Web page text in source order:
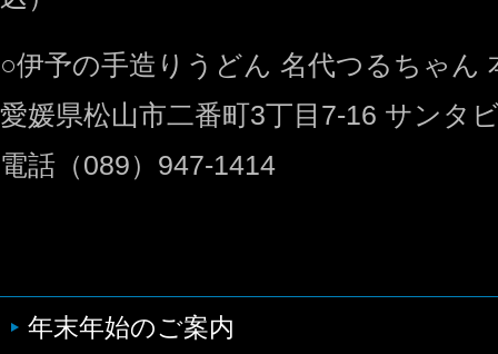
○伊予の手造りうどん 名代つるちゃん
愛媛県松山市二番町3丁目7-16 サンタ
電話（089）947-1414
年末年始のご案内